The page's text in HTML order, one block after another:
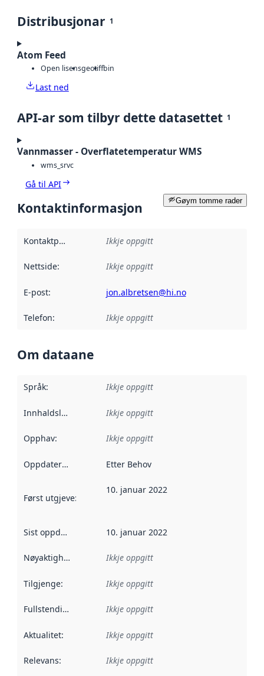
Distribusjonar 1
Atom Feed
Open lisensgeotiffbin
Last ned
API-ar som tilbyr dette datasettet 1
Vannmasser - Overflatetemperatur WMS
wms_srvc
Gå til API
Gøym tomme rader
Kontaktinformasjon
Kontaktpunkt Ikkje oppgitt
Nettside: Ikkje oppgitt
E-post: jon.albretsen@hi.no
Telefon: Ikkje oppgitt
Om dataane
Språk: Ikkje oppgitt
Innhaldsleverandørar :
Ikkje oppgitt
Opphav: Ikkje oppgitt
Oppdateringsfrekvens :
Etter Behov
Først utgjeve: Denne datoen seier når dataa i dette
10. januar 2022
Sist oppdatert 10. januar 2022
Nøyaktigheit Ikkje oppgitt
Tilgjenge: Ikkje oppgitt
Fullstendigheit Ikkje oppgitt
Aktualitet: Ikkje oppgitt
Relevans: Ikkje oppgitt